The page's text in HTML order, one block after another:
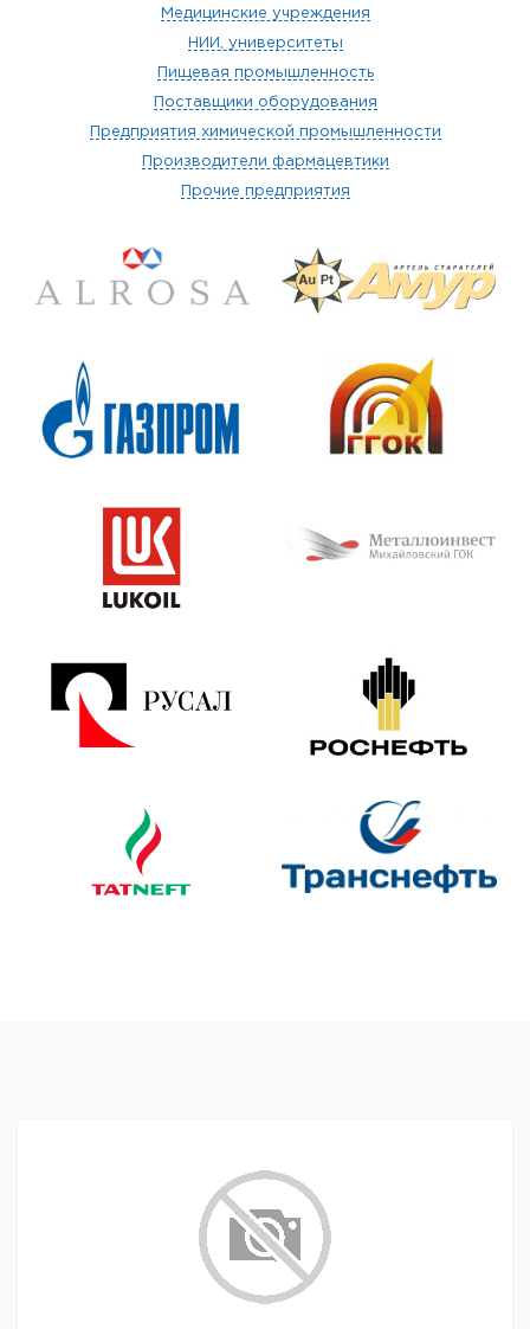
Медицинские учреждения
НИИ, университеты
Пищевая промышленность
Поставщики оборудования
Предприятия химической промышленности
Производители фармацевтики
Прочие предприятия